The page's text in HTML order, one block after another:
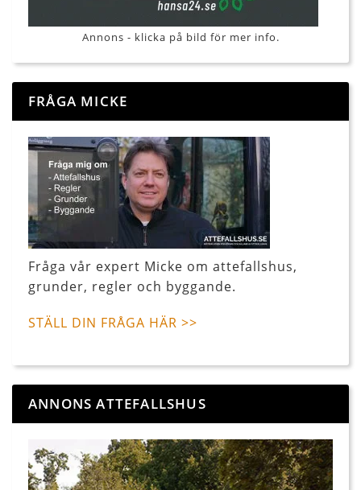
Annons - klicka på bild för mer info.
FRÅGA MICKE
Fråga vår expert Micke om attefallshus,
grunder, regler och byggande.
STÄLL DIN FRÅGA HÄR >>
ANNONS ATTEFALLSHUS